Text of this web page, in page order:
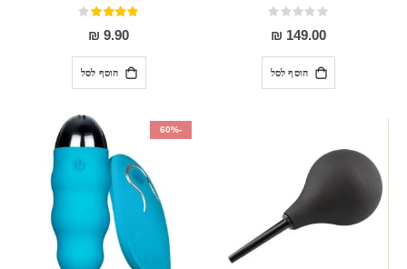
Rating:
0%
149.00 ₪
הוסף לסל
דירוג:
80%
9.90 ₪
הוסף לסל
-60%